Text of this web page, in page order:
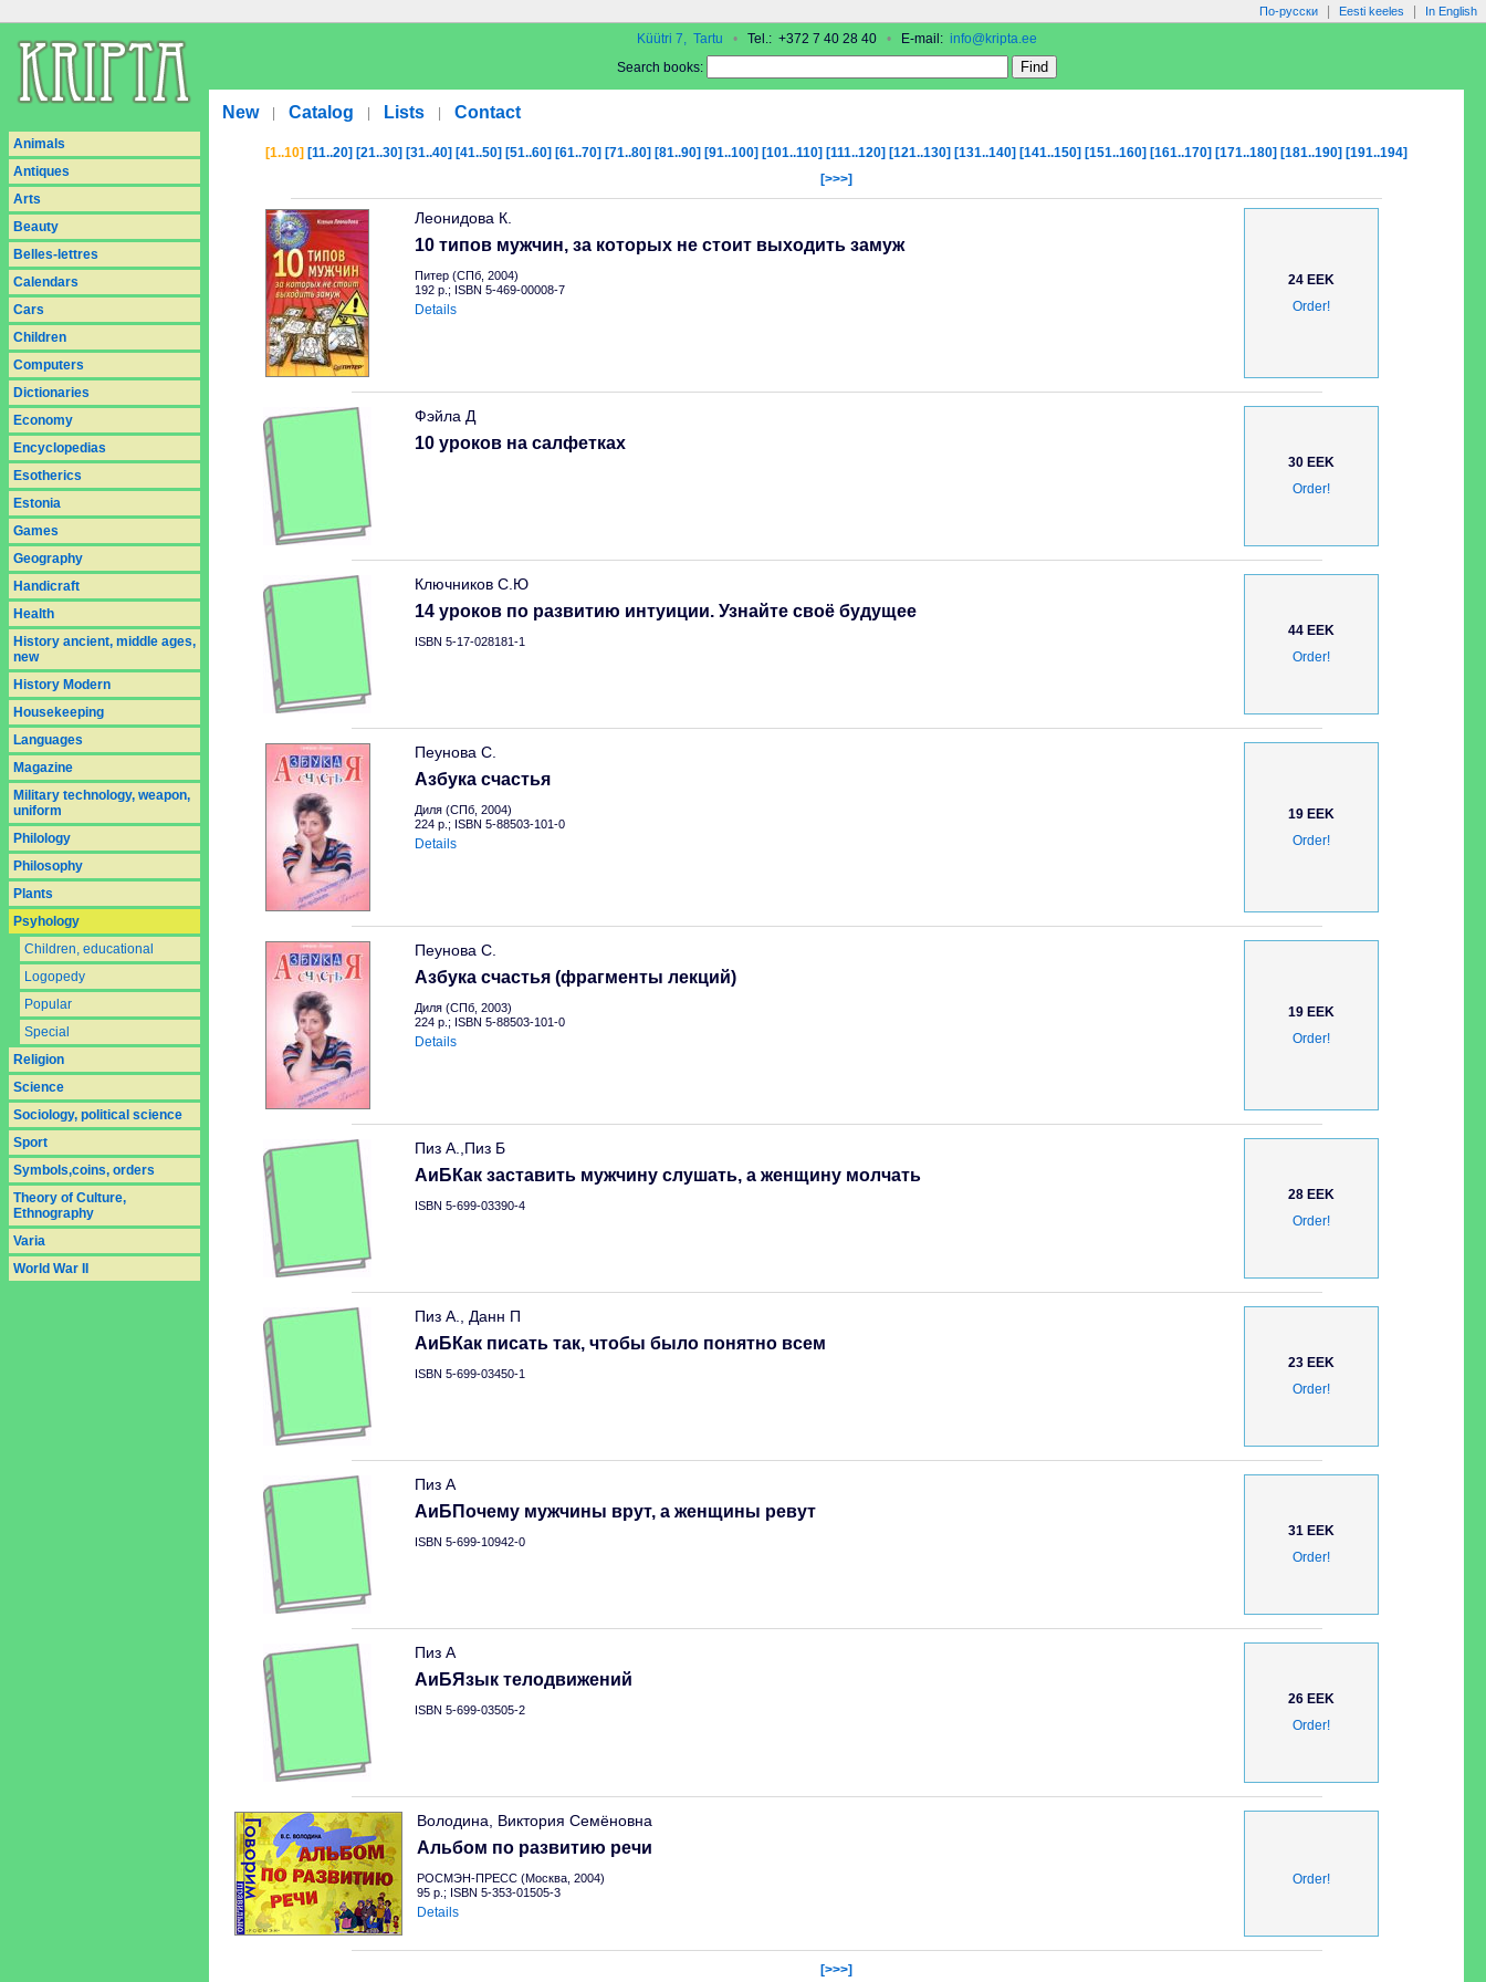
По-русски Eesti keeles In English
Küütri 7, Tartu •Tel.: +372 7 40 28 40 •E-mail: info@kripta.ee
Search books:
New Catalog Lists Contact
Animals
Antiques
Arts
Beauty
Belles-lettres
Calendars
Cars
Children
Computers
Dictionaries
Economy
Encyclopedias
Esotherics
Estonia
Games
Geography
Handicraft
Health
History ancient, middle ages,
new
History Modern
Housekeeping
Languages
Magazine
Military technology, weapon,
uniform
Philology
Philosophy
Plants
Psyhology
Children, educational
Logopedy
Popular
Special
Religion
Science
Sociology, political science
Sport
Symbols,coins, orders
Theory of Culture,
Ethnography
Varia
World War II
[1..10] [11..20] [21..30] [31..40] [41..50] [51..60] [61..70] [71..80] [81..90] [91..100] [101..110] [111..120] [121..130] [131..140] [141..150] [151..160] [161..170] [171..180] [181..190] [191..194]
[>>>]
Леонидова К.
10 типов мужчин, за которых не стоит выходить замуж
Питер (СПб, 2004)
192 p.; ISBN 5-469-00008-7
Details
24 EEK
Order!
Фэйла Д
10 уроков на салфетках
30 EEK
Order!
Ключников С.Ю
14 уроков по развитию интуиции. Узнайте своё будущее
ISBN 5-17-028181-1
44 EEK
Order!
Пеунова С.
Азбука счастья
Диля (СПб, 2004)
224 p.; ISBN 5-88503-101-0
Details
19 EEK
Order!
Пеунова С.
Азбука счастья (фрагменты лекций)
Диля (СПб, 2003)
224 p.; ISBN 5-88503-101-0
Details
19 EEK
Order!
Пиз А.,Пиз Б
АиБКак заставить мужчину слушать, а женщину молчать
ISBN 5-699-03390-4
28 EEK
Order!
Пиз А., Данн П
АиБКак писать так, чтобы было понятно всем
ISBN 5-699-03450-1
23 EEK
Order!
Пиз А
АиБПочему мужчины врут, а женщины ревут
ISBN 5-699-10942-0
31 EEK
Order!
Пиз А
АиБЯзык телодвижений
ISBN 5-699-03505-2
26 EEK
Order!
Володина, Виктория Семёновна
Альбом по развитию речи
РОСМЭН-ПРЕСС (Москва, 2004)
95 p.; ISBN 5-353-01505-3
Details
Order!
[>>>]